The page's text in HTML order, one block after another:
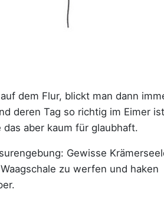
dem Flur, blickt man dann
deren Tag so richtig im Eimer
aber kaum für glaubhaft.
Gewisse
zu werfen und haken